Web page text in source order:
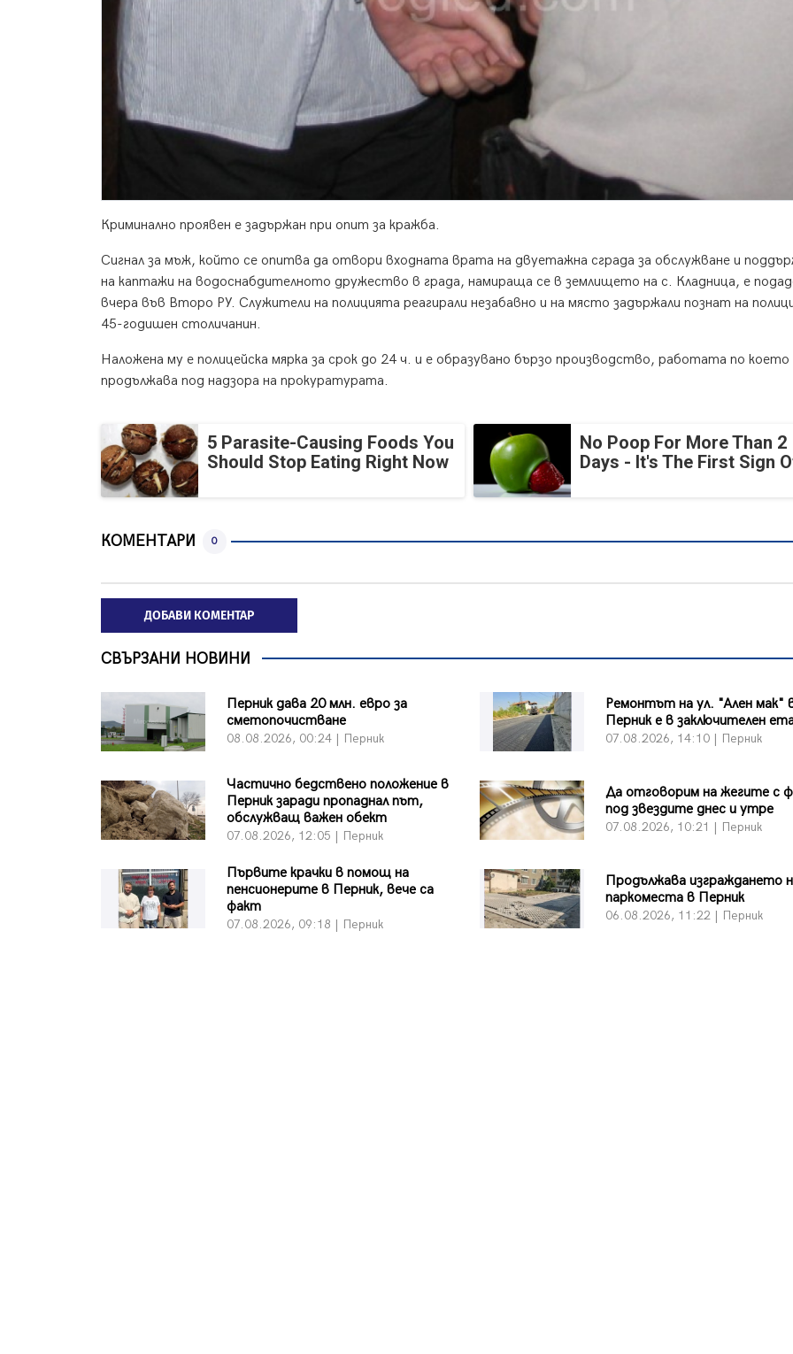
Криминално проявен е задържан при опит за кражба.
Сигнал за мъж, който се опитва да отвори входната врата на двуетажна сграда за обслужване и
на каптажи на водоснабдителното дружество в града, намираща се в землището на с. Кладница, е
вчера във Второ РУ. Служители на полицията реагирали незабавно и на място задържали познат на
45-годишен столичанин.
Наложена му е полицейска мярка за срок до 24 ч. и е образувано бързо производство, работата по което
продължава под надзора на прокуратурата.
5 Parasite-Causing Foods You
Should Stop Eating Right Now
No Poop For More Than 2
Days - It's The First Sign
КОМЕНТАРИ 0
ДОБАВИ КОМЕНТАР
СВЪРЗАНИ НОВИНИ
Перник дава 20 млн. евро за
сметопочистване
08.08.2026, 00:24 | Перник
Ремонтът на ул. "Ален мак"
Перник е в заключителен
07.08.2026, 14:10 | Перник
Частично бедствено положение в
Перник заради пропаднал път,
обслужващ важен обект
07.08.2026, 12:05 | Перник
Да отговорим на жегите с
под звездите днес и утре
07.08.2026, 10:21 | Перник
Първите крачки в помощ на
пенсионерите в Перник, вече са
факт
07.08.2026, 09:18 | Перник
Продължава изграждането
паркоместа в Перник
06.08.2026, 11:22 | Перник